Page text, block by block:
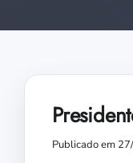
Publicado em